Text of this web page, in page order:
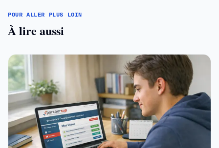
POUR ALLER PLUS LOIN
À lire aussi